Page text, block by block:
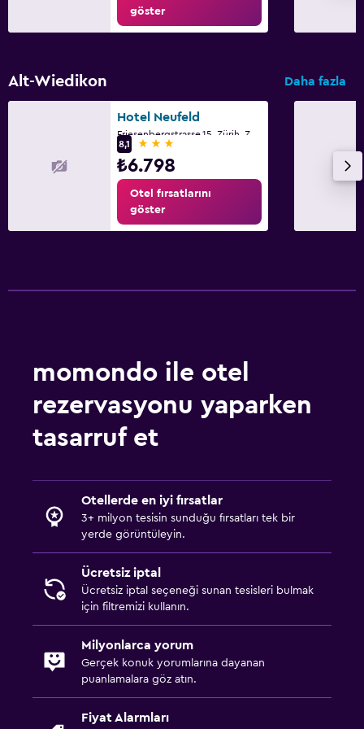
Shuttle servisi (ücretsiz)
Otopark
Havalimanı servisi (ücretli)
Çalışma alanı
Laptop kasası
Teras/Veranda
Bahçe
Hediyelik eşya mağazası
göster
Alt-Wiedikon Daha fazla
Hotel Neufeld
8,1
3 yıldız
₺6.798
Otel fırsatlarını
göster
momondo ile otel
rezervasyonu yaparken
tasarruf et
Otellerde en iyi fırsatlar
3+ milyon tesisin sunduğu fırsatları tek bir
yerde görüntüleyin.
Ücretsiz iptal
Ücretsiz iptal seçeneği sunan tesisleri bulmak
için filtremizi kullanın.
Milyonlarca yorum
Gerçek konuk yorumlarına dayanan
puanlamalara göz atın.
Fiyat Alarmları